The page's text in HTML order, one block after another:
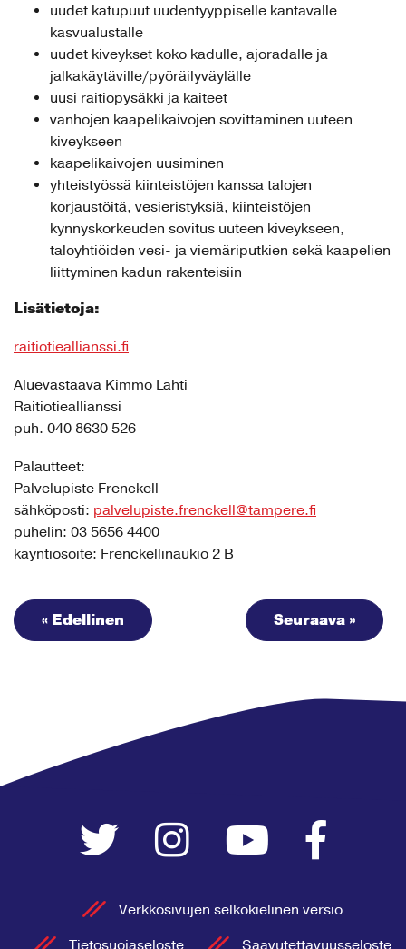
uudet katupuut uudentyyppiselle kantavalle
kasvualustalle
uudet kiveykset koko kadulle, ajoradalle ja
jalkakäytäville/pyöräilyväylälle
uusi raitiopysäkki ja kaiteet
vanhojen kaapelikaivojen sovittaminen uuteen
kiveykseen
kaapelikaivojen uusiminen
yhteistyössä kiinteistöjen kanssa talojen
korjaustöitä, vesieristyksiä, kiinteistöjen
kynnyskorkeuden sovitus uuteen kiveykseen,
taloyhtiöiden vesi- ja viemäriputkien sekä kaapelien
liittyminen kadun rakenteisiin
Lisätietoja:
raitiotieallianssi.fi
Aluevastaava Kimmo Lahti
Raitiotieallianssi
puh. 040 8630 526
Palautteet:
Palvelupiste Frenckell
sähköposti: palvelupiste.frenckell@tampere.fi
puhelin: 03 5656 4400
käyntiosoite: Frenckellinaukio 2 B
Seuraava »
« Edellinen
Verkkosivujen selkokielinen versio
Tietosuojaseloste
Saavutettavuusseloste